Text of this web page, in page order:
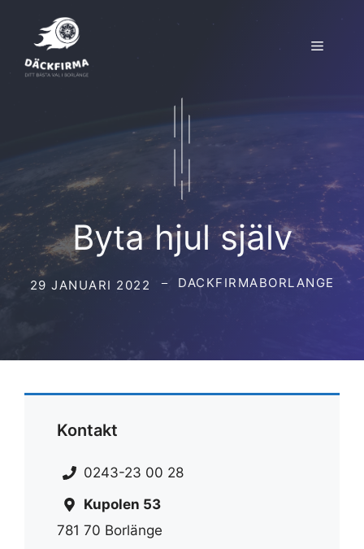
innehåll
Meny
Byta hjul själv
29 JANUARI 2022 DACKFIRMABORLANGE
Kontakt
0243-23 00 28
Kupolen 53
781 70 Borlänge